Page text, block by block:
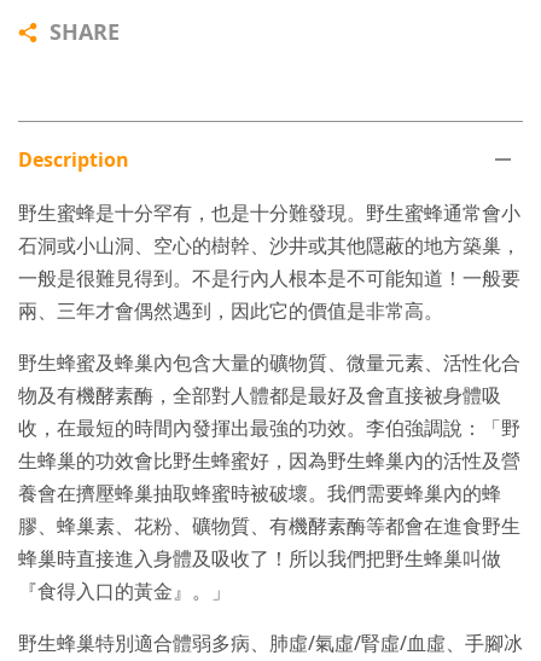
SHARE
Description
野生蜜蜂是十分罕有，也是十分難發現。野生蜜蜂通常會小
石洞或小山洞、空心的樹幹、沙井或其他隱蔽的地方築巢，
一般是很難見得到。不是行內人根本是不可能知道！一般要
兩、三年才會偶然遇到，因此它的價值是非常高。
野生蜂蜜及蜂巢內包含大量的礦物質、微量元素、活性化合
物及有機酵素酶，全部對人體都是最好及會直接被身體吸
收，在最短的時間內發揮出最強的功效。李伯強調說：「野
生蜂巢的功效會比野生蜂蜜好，因為野生蜂巢內的活性及營
養會在擠壓蜂巢抽取蜂蜜時被破壞。我們需要蜂巢內的蜂
膠、蜂巢素、花粉、礦物質、有機酵素酶等都會在進食野生
蜂巢時直接進入身體及吸收了！所以我們把野生蜂巢叫做
『食得入口的黃金』。」
野生蜂巢特別適合體弱多病、肺虛/氣虛/腎虛/血虛、手腳冰